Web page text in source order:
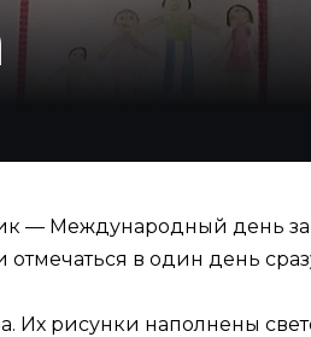
— Международный день
в один день
Их рисунки наполнены